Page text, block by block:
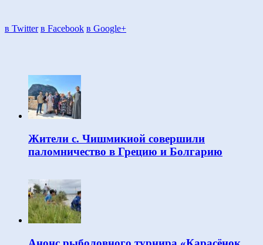
в Twitter в Facebook в Google+
Жители с. Чишмикиой совершили
паломничество в Грецию и Болгарию